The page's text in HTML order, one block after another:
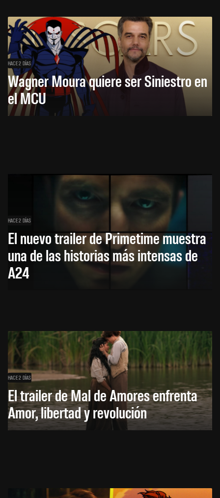
HACE 2 DÍAS
Wagner Moura quiere ser Siniestro en
el MCU
HACE 2 DÍAS
El nuevo trailer de Primetime muestra
una de las historias más intensas de
A24
HACE 2 DÍAS
El trailer de Mal de Amores enfrenta
Amor, libertad y revolución